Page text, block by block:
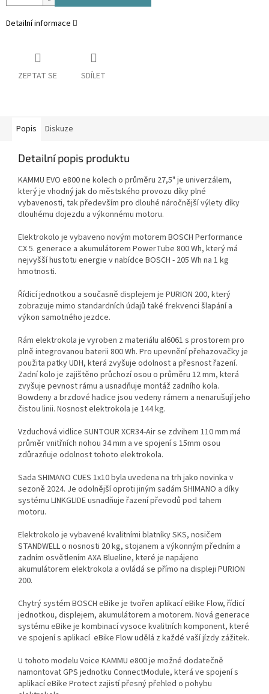
Detailní informace
ZEPTAT SE SDÍLET
Popis Diskuze
Detailní popis produktu
KAMMU EVO e800 ne kolech o průměru 27,5" je univerzálem,
který je vhodný jak do městského provozu díky plné
vybavenosti, tak především pro dlouhé náročnější výlety díky
dlouhému dojezdu a výkonnému motoru.
Elektrokolo je vybaveno novým motorem BOSCH Performance
CX 5. generace a akumulátorem PowerTube 800 Wh, který má
nejvyšší hustotu energie v nabídce BOSCH - 205 Wh na 1 kg
hmotnosti.
Řídicí jednotkou a současně displejem je PURION 200, který
zobrazuje mimo standardních údajů také frekvenci šlapání a
výkon samotného jezdce.
Rám elektrokola je vyroben z materiálu al6061 s prostorem pro
plně integrovanou baterii 800 Wh. Pro upevnění přehazovačky je
použita patky UDH, která zvyšuje odolnost a přesnost řazení.
Zadní kolo je zajištěno průchozí osou o průměru 12 mm, která
zvyšuje pevnost rámu a usnadňuje montáž zadního kola.
Bowdeny a brzdové hadice jsou vedeny rámem a nenarušují jeho
čistou linii. Nosnost elektrokola je 144 kg.
Vzduchová vidlice SUNTOUR XCR34-Air se zdvihem 110 mm má
průměr vnitřních nohou 34 mm a ve spojení s 15mm osou
zdůrazňuje odolnost tohoto elektrokola.
Sada SHIMANO CUES 1x10 byla uvedena na trh jako novinka v
sezoně 2024. Je odolnější oproti jiným sadám SHIMANO a díky
systému LINKGLIDE usnadňuje řazení převodů pod tahem
motoru.
Elektrokolo je vybavené kvalitními blatníky SKS, nosičem
STANDWELL o nosnosti 20 kg, stojanem a výkonným předním a
zadním osvětlením AXA Blueline, které je napájeno
akumulátorem elektrokola a ovládá se přímo na displeji PURION
200.
Chytrý systém BOSCH eBike je tvořen aplikací eBike Flow, řídicí
jednotkou, displejem, akumulátorem a motorem. Nová generace
systému eBike je kombinací vysoce kvalitních komponent, které
ve spojení s aplikací eBike Flow udělá z každé vaší jízdy zážitek.
U tohoto modelu Voice KAMMU e800 je možné dodatečně
namontovat GPS jednotku ConnectModule, která ve spojení s
aplikací eBike Protect zajistí přesný přehled o pohybu